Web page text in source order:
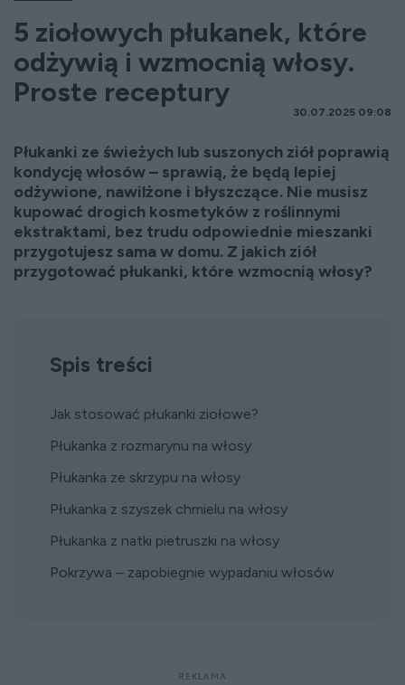
5 ziołowych płukanek, które
odżywią i wzmocnią włosy.
Proste receptury
30.07.2025 09:08
Płukanki ze świeżych lub suszonych ziół poprawią
kondycję włosów – sprawią, że będą lepiej
odżywione, nawilżone i błyszczące. Nie musisz
kupować drogich kosmetyków z roślinnymi
ekstraktami, bez trudu odpowiednie mieszanki
przygotujesz sama w domu. Z jakich ziół
przygotować płukanki, które wzmocnią włosy?
Spis treści
Jak stosować płukanki ziołowe?
Płukanka z rozmarynu na włosy
Płukanka ze skrzypu na włosy
Płukanka z szyszek chmielu na włosy
Płukanka z natki pietruszki na włosy
Pokrzywa – zapobiegnie wypadaniu włosów